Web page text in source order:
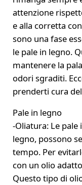
attenzione
e alla corretta
sono una fase
le pale in legno.
mantenere la
odori sgraditi.
prenderti cura
Pale in legno
-Oliatura: Le
legno, possono
tempo. Per
con un olio
Questo tipo di